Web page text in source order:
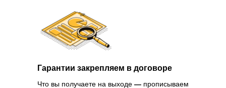
Что вы получаете на выходе — прописываем
Гарантии закрепляем в договоре